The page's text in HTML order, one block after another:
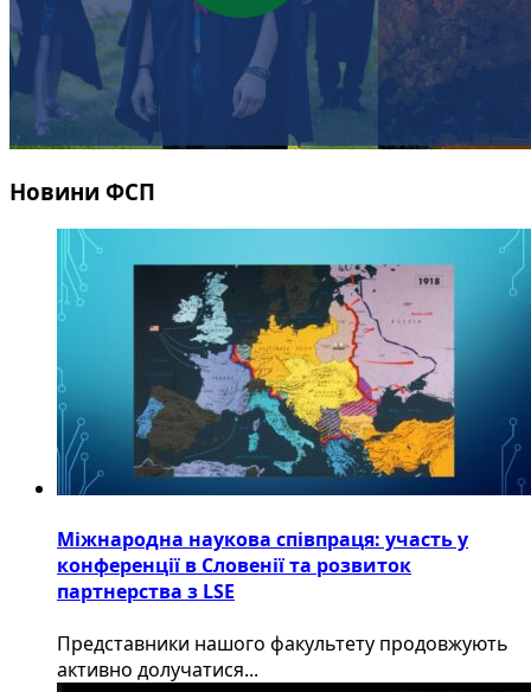
Новини ФСП
Міжнародна наукова співпраця: участь у
конференції в Словенії та розвиток
партнерства з LSE
​Представники нашого факультету продовжують
активно долучатися...